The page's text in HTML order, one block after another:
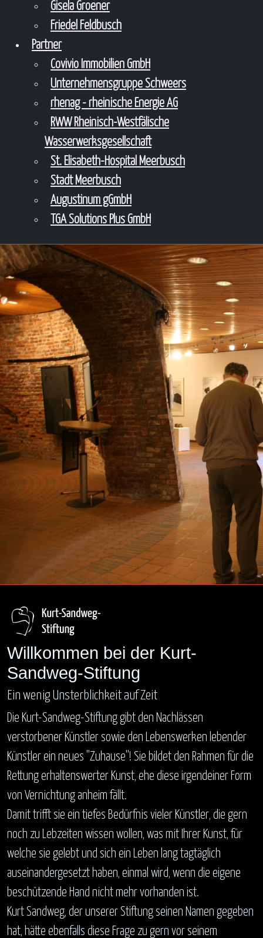
Gisela Groener
Friedel Feldbusch
Partner
Covivio Immobilien GmbH
Unternehmensgruppe Schweers
rhenag - rheinische Energie AG
RWW Rheinisch-Westfälische
Wasserwerksgesellschaft
St. Elisabeth-Hospital Meerbusch
Stadt Meerbusch
Augustinum gGmbH
TGA Solutions Plus GmbH
Willkommen bei der Kurt-
Sandweg-Stiftung
Ein wenig Unsterblichkeit auf Zeit
Die Kurt-Sandweg-Stiftung gibt den Nachlässen
verstorbener Künstler sowie den Lebenswerken lebender
Künstler ein neues "Zuhause"! Sie bildet den Rahmen für die
Rettung erhaltenswerter Kunst, ehe diese irgendeiner Form
von Vernichtung anheim fällt.
Damit trifft sie ein tiefes Bedürfnis vieler Künstler, die gern
noch zu Lebzeiten wissen wollen, was mit Ihrer Kunst, für
welche sie gelebt und sich ein Leben lang tagtäglich
auseinandergesetzt haben, einmal wird, wenn die eigene
beschützende Hand nicht mehr vorhanden ist.
Kurt Sandweg, der unserer Stiftung seinen Namen gegeben
hat, hätte ebenfalls diese Frage zu gern vor seinem